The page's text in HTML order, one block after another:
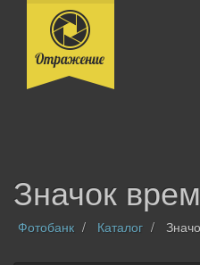
Значок
Фотобанк Каталог